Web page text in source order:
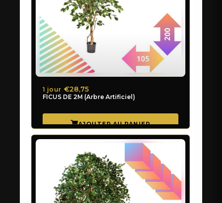
FICUS DE 2M (Arbre Artificiel)
1 jour €28,75